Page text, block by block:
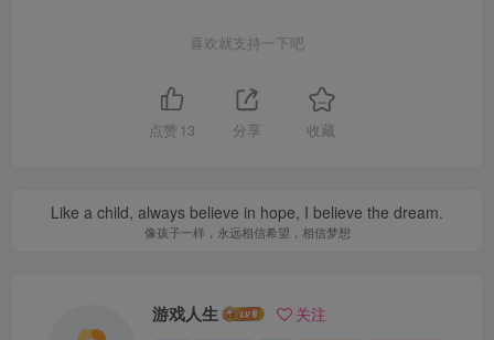
喜欢就支持一下吧
点赞 13 分享 收藏
Like a child, always believe in hope, I believe the dream.
像孩子一样，永远相信希望，相信梦想
游戏人生 关注